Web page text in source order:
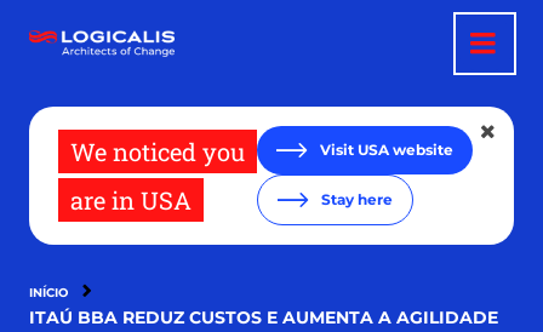
para
We noticed you
are in USA
Visit USA website
Stay here
INÍCIO
ITAÚ BBA REDUZ CUSTOS E AUMENTA A AGILIDADE